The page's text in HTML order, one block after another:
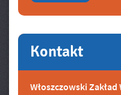
Kontakt
Włoszczowski